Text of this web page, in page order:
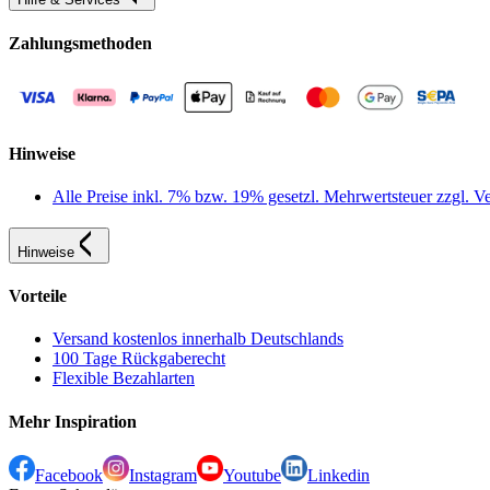
Zahlungsmethoden
Hinweise
Alle Preise inkl. 7% bzw. 19% gesetzl. Mehrwertsteuer zzgl.
Hinweise
Vorteile
Versand kostenlos innerhalb Deutschlands
100 Tage Rückgaberecht
Flexible Bezahlarten
Mehr Inspiration
Facebook Instagram Youtube
Linkedin